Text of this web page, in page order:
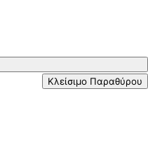
Κλείσιμο Παραθύρου